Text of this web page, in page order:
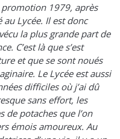
promotion 1979, après
Lycée. Il est donc
la plus grande part de
C’est là que s’est
et que se sont noués
Le Lycée est aussi
difficiles où j’ai dû
sans effort, les
de potaches que l’on
émois amoureux. Au